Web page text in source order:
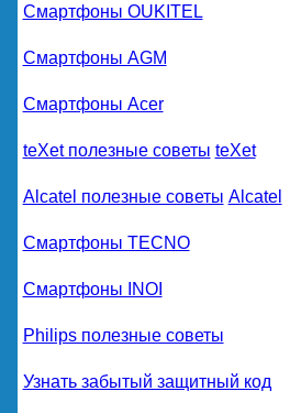
Смартфоны OUKITEL
Смартфоны AGM
Смартфоны Acer
teXet полезные советы teXet
Alcatel полезные советы Alcatel
Смартфоны TECNO
Смартфоны INOI
Philips полезные советы
Узнать забытый защитный код